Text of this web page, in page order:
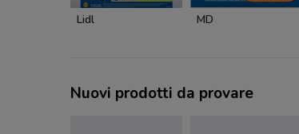
Lidl MD
Nuovi prodotti da provare